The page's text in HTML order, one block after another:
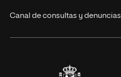
Eventos
Canal de consultas y denuncias